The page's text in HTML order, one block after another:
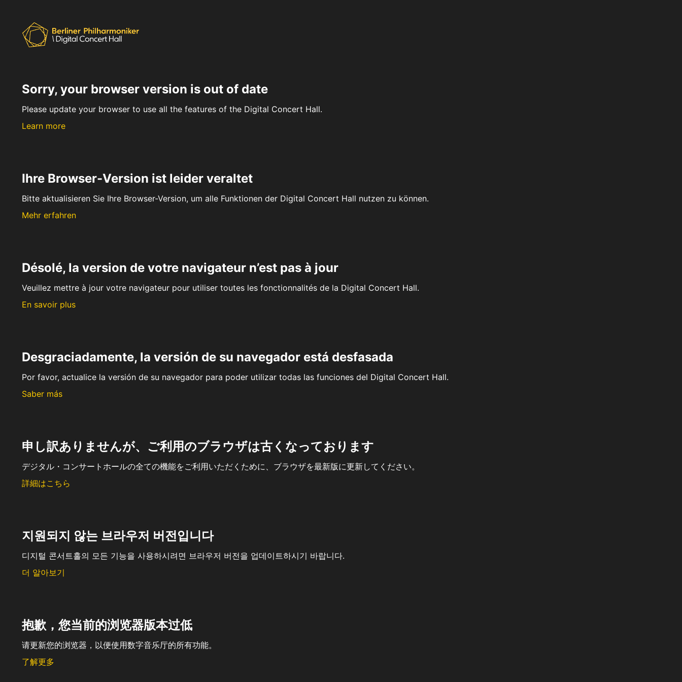
Sorry, your browser version is out of date
Please update your browser to use all the features of the Digital Concert Hall.
Learn more
Ihre Browser-Version ist leider veraltet
Bitte aktualisieren Sie Ihre Browser-Version, um alle Funktionen der Digital Concert Hall nutzen zu können.
Mehr erfahren
Désolé, la version de votre navigateur n’est pas à jour
Veuillez mettre à jour votre navigateur pour utiliser toutes les fonctionnalités de la Digital Concert Hall.
En savoir plus
Desgraciadamente, la versión de su navegador está desfasada
Por favor, actualice la versión de su navegador para poder utilizar todas las funciones del Digital Concert Hall.
Saber más
申し訳ありませんが、ご利用のブラウザは古くなっております
デジタル・コンサートホールの全ての機能をご利用いただくために、ブラウザを最新版に更新してください。
詳細はこちら
지원되지 않는 브라우저 버전입니다
디지털 콘서트홀의 모든 기능을 사용하시려면 브라우저 버전을 업데이트하시기 바랍니다.
더 알아보기
抱歉，您当前的浏览器版本过低
请更新您的浏览器，以便使用数字音乐厅的所有功能。
了解更多